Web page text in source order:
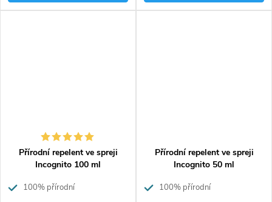
Přírodní repelent ve spreji
Incognito 100 ml
100% přírodní
Přírodní repelent ve spreji
Incognito 50 ml
100% přírodní